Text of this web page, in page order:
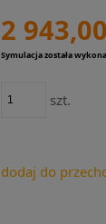
2
Symulacja została
szt.
dodaj do